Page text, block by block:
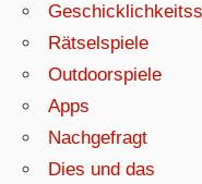
Rätselspiele
Outdoorspiele
Apps
Nachgefragt
Dies und das